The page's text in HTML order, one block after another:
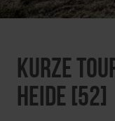
Kurze
Heide [52]